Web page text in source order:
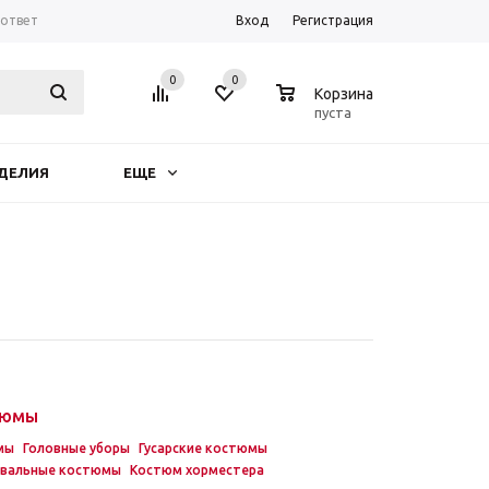
Вход Регистрация
0 0
Корзина
пуста
ЕЩЕ
Головные уборы
Гусарские костюмы
костюмы
Костюм хорместера